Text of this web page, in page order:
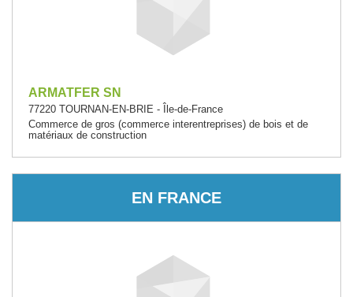
ARMATFER SN
77220 TOURNAN-EN-BRIE - Île-de-France
Commerce de gros (commerce interentreprises) de bois et de
matériaux de construction
EN FRANCE